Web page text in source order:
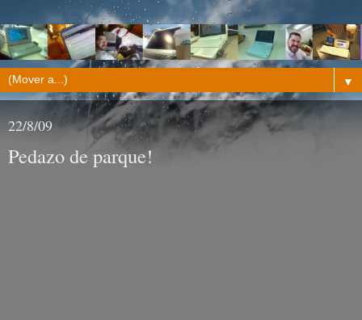
▼
22/8/09
Pedazo de parque!